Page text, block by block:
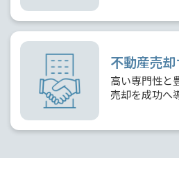
不動産売
高い専門性と
売却を成功へ